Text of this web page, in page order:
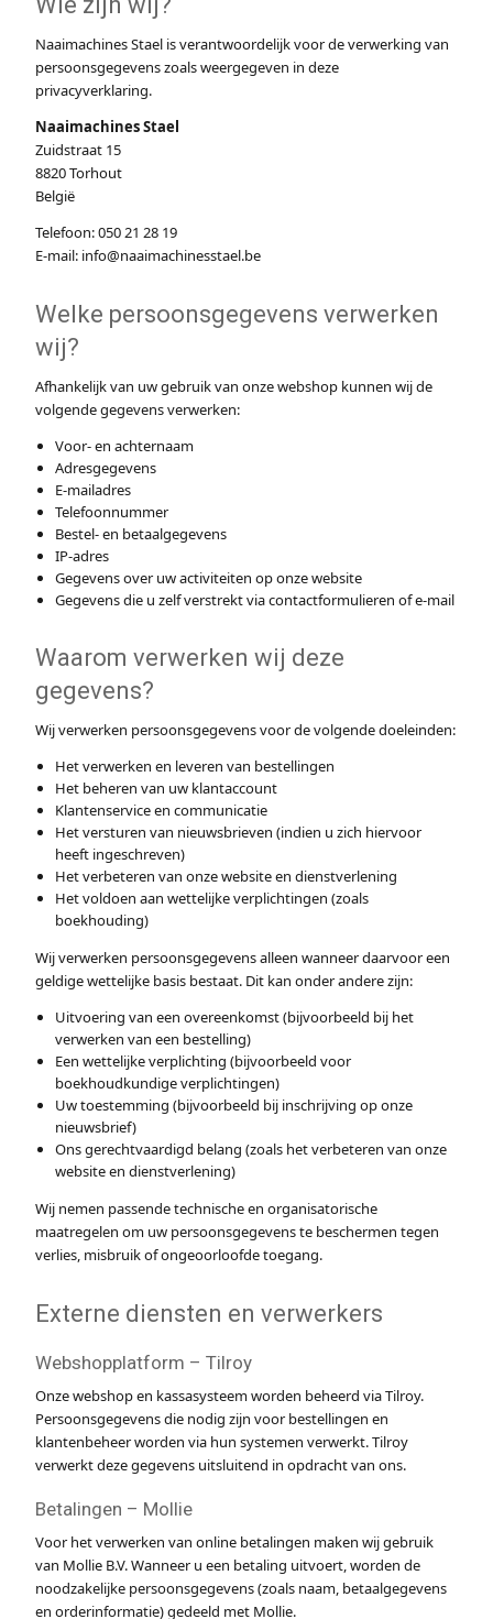
Naaimachines Stael is verantwoordelijk voor de verwerking van
persoonsgegevens zoals weergegeven in deze
privacyverklaring.
Naaimachines Stael
Zuidstraat 15
8820 Torhout
België
Telefoon: 050 21 28 19
E-mail: info@naaimachinesstael.be
Welke persoonsgegevens verwerken
wij?
Afhankelijk van uw gebruik van onze webshop kunnen wij de
volgende gegevens verwerken:
Voor- en achternaam
Adresgegevens
E-mailadres
Telefoonnummer
Bestel- en betaalgegevens
IP-adres
Gegevens over uw activiteiten op onze website
Gegevens die u zelf verstrekt via contactformulieren of e-mail
Waarom verwerken wij deze
gegevens?
Wij verwerken persoonsgegevens voor de volgende doeleinden:
Het verwerken en leveren van bestellingen
Het beheren van uw klantaccount
Klantenservice en communicatie
Het versturen van nieuwsbrieven (indien u zich hiervoor
heeft ingeschreven)
Het verbeteren van onze website en dienstverlening
Het voldoen aan wettelijke verplichtingen (zoals
boekhouding)
Wij verwerken persoonsgegevens alleen wanneer daarvoor een
geldige wettelijke basis bestaat. Dit kan onder andere zijn:
Uitvoering van een overeenkomst (bijvoorbeeld bij het
verwerken van een bestelling)
Een wettelijke verplichting (bijvoorbeeld voor
boekhoudkundige verplichtingen)
Uw toestemming (bijvoorbeeld bij inschrijving op onze
nieuwsbrief)
Ons gerechtvaardigd belang (zoals het verbeteren van onze
website en dienstverlening)
Wij nemen passende technische en organisatorische
maatregelen om uw persoonsgegevens te beschermen tegen
verlies, misbruik of ongeoorloofde toegang.
Externe diensten en verwerkers
Webshopplatform – Tilroy
Onze webshop en kassasysteem worden beheerd via Tilroy.
Persoonsgegevens die nodig zijn voor bestellingen en
klantenbeheer worden via hun systemen verwerkt. Tilroy
verwerkt deze gegevens uitsluitend in opdracht van ons.
Betalingen – Mollie
Voor het verwerken van online betalingen maken wij gebruik
van Mollie B.V. Wanneer u een betaling uitvoert, worden de
noodzakelijke persoonsgegevens (zoals naam, betaalgegevens
en orderinformatie) gedeeld met Mollie.